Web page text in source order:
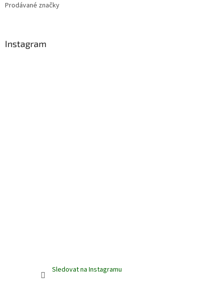
Prodávané značky
Instagram
Sledovat na Instagramu